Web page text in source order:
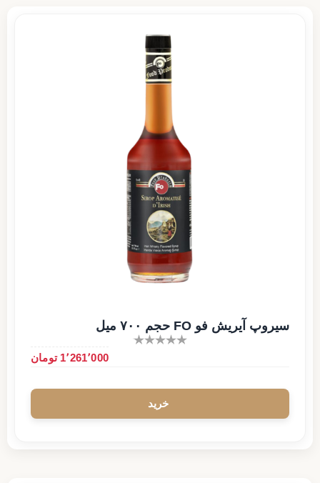
سیروپ آیریش فو FO حجم ۷۰۰ میل
1٬261٬000 تومان